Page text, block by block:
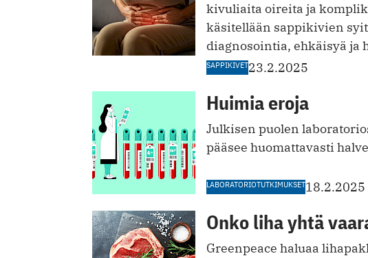
kivuliaita oireita ja
käsitellään sappikivien
diagnosointia, ehkäisyä ja
SAPPIKIVET23.2.2025
Huimia eroja
Julkisen puolen
pääsee huomattavasti
LABORATORIOTUTKIMUKSET18.2.2025
Onko liha yhtä
Greenpeace haluaa